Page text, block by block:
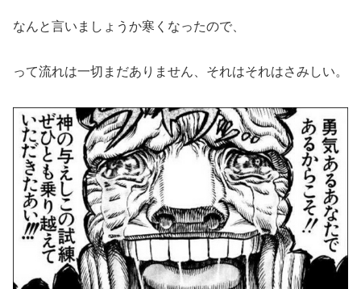
なんと言いましょうか寒くなったので、
って流れは一切まだありません、それはそれはさみしい。